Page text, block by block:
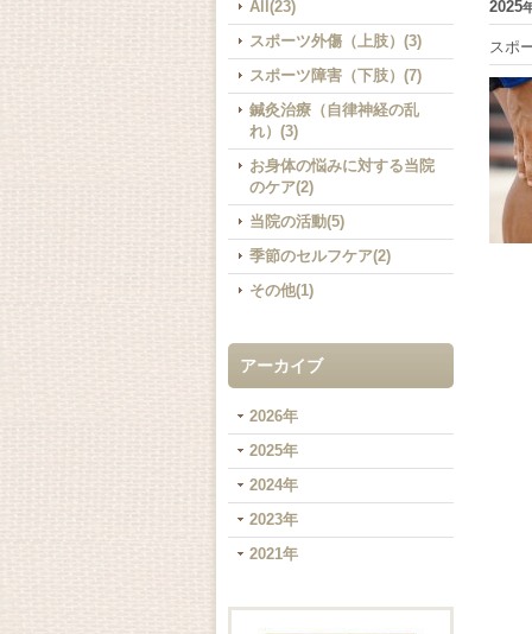
All(23)
スポーツ外傷（上肢）(3)
スポーツ障害（下肢）(7)
鍼灸治療（自律神経の乱
れ）(3)
お身体の悩みに対する当院
のケア(2)
当院の活動(5)
季節のセルフケア(2)
その他(1)
アーカイブ
2026年
2025年
2024年
2023年
2021年
2025
スポ